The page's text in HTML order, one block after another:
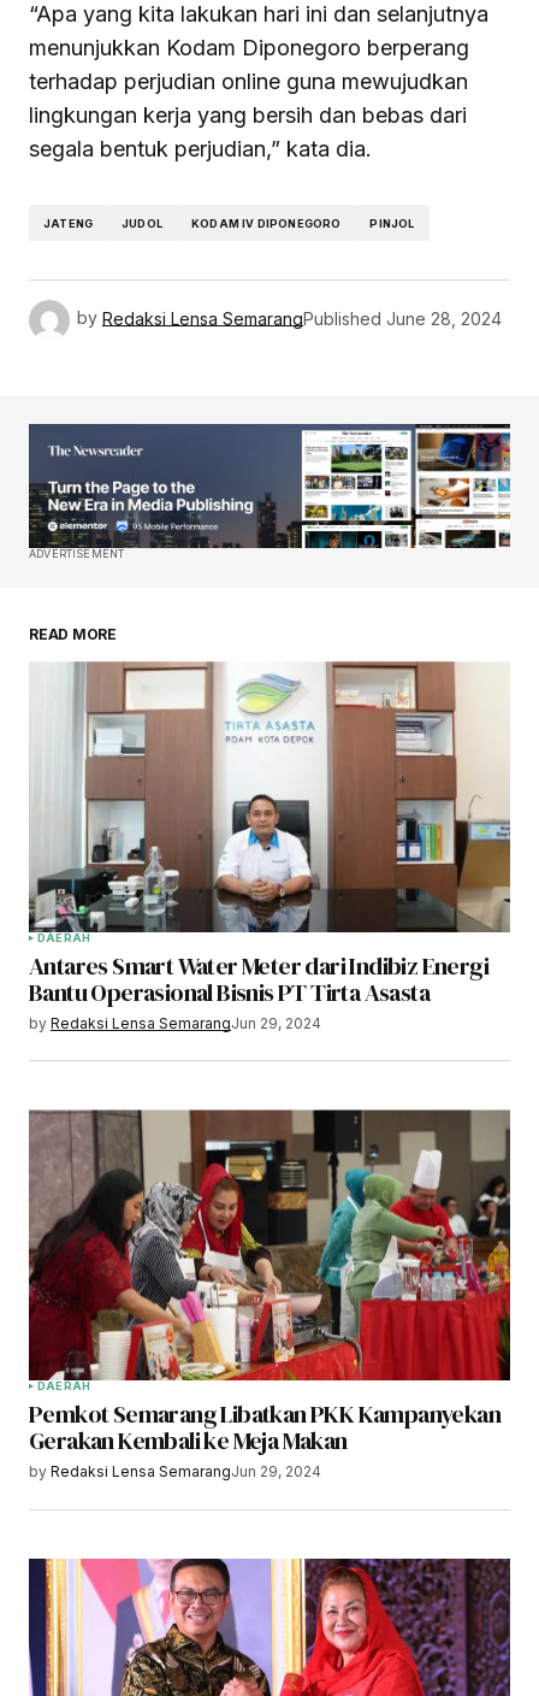
“Apa yang kita lakukan hari ini dan selanjutnya
menunjukkan Kodam Diponegoro berperang
terhadap perjudian online guna mewujudkan
lingkungan kerja yang bersih dan bebas dari
segala bentuk perjudian,” kata dia.
JATENG JUDOL KODAM IV DIPONEGORO PINJOL
by Redaksi Lensa SemarangPublished June 28, 2024
ADVERTISEMENT
READ MORE
DAERAH
Antares Smart Water Meter dari Indibiz Energi
Bantu Operasional Bisnis PT Tirta Asasta
by Redaksi Lensa SemarangJun 29, 2024
DAERAH
Pemkot Semarang Libatkan PKK Kampanyekan
Gerakan Kembali ke Meja Makan
by Redaksi Lensa SemarangJun 29, 2024